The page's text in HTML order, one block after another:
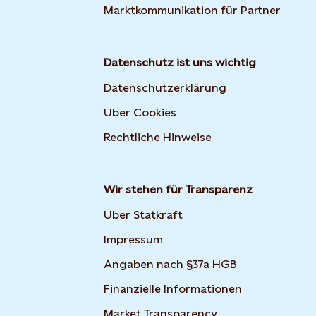
Marktkommunikation für Partner
Datenschutz ist uns wichtig
Datenschutzerklärung
Über Cookies
Rechtliche Hinweise
Wir stehen für Transparenz
Über Statkraft
Impressum
Angaben nach §37a HGB
Finanzielle Informationen